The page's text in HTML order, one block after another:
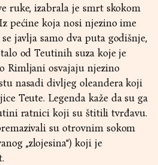
ruke, izabrala je smrt skokom
pećine koja nosi njezino ime
javlja samo dva puta godišnje,
od Teutinih suza koje je
Rimljani osvajaju njezino
nasadi divljeg oleandera koji
Teute. Legenda kaže da su ga
ratnici koji su štitili tvrđavu.
su otrovnim sokom
„zlojesina“) koji je